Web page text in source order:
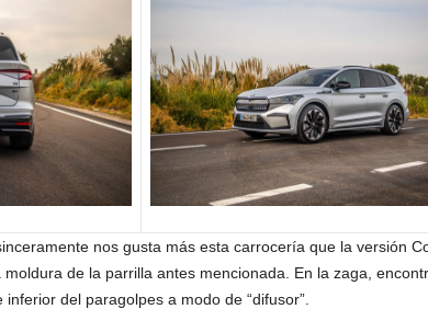
nos gusta más esta carrocería que la versión
de la parrilla antes mencionada. En la zaga,
del paragolpes a modo de “difusor”.